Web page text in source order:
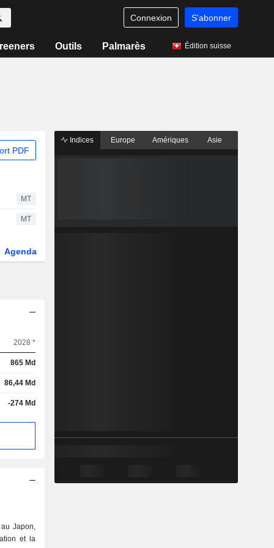
Connexion S'abonner
Outils Palmarès Édition suisse
PDF
MT
MT
Agenda
2028 *
865 Md
86,44 Md
-274 Md
Japon,
et la
Indices Europe Amériques Asie